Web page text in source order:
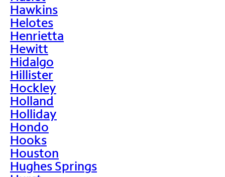
Hawkins
Helotes
Henrietta
Hewitt
Hidalgo
Hillister
Hockley
Holland
Holliday
Hondo
Hooks
Houston
Hughes Springs